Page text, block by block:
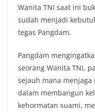
Wanita TNI saat ini
sudah menjadi
tegas Pangdam.
Pangdam
seorang Wanita TNI,
sejauh mana
dalam membangun
kehormatan suami,